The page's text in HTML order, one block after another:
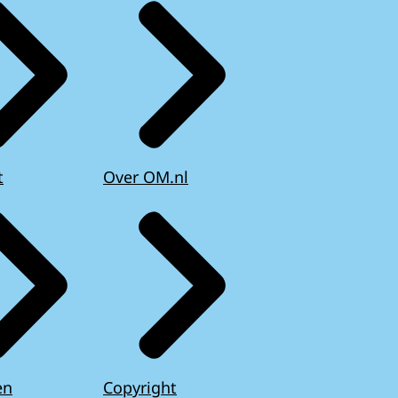
Over OM.nl
Copyright